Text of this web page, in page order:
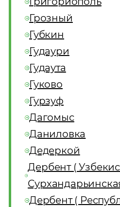
Грозный
Губкин
Гудаури
Гудаута
Гуково
Гурзуф
Дагомыс
Даниловка
Дедеркой
Дербент (
Дербент (